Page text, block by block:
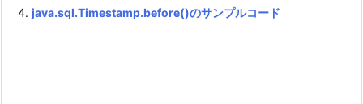
java.sql.Timestamp.before()のサンプルコード